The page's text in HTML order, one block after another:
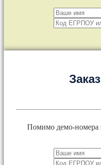
Помимо демо-номера